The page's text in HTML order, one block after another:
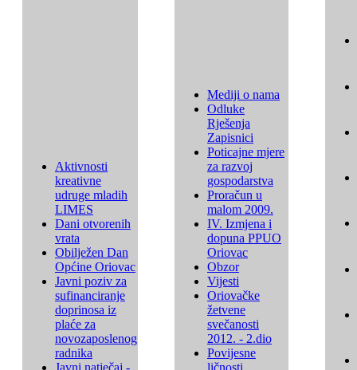
Aktivnosti
kreativne
udruge mladih
LIMES
Dani otvorenih
vrata
Obilježen Dan
Općine Oriovac
Javni poziv za
sufinanciranje
doprinosa iz
plaće za
novozaposlenog
radnika
Javni natječaj -
Mediji o nama
Odluke
Rješenja
Zapisnici
Poticajne mjere
za razvoj
gospodarstva
Proračun u
malom 2009.
IV. Izmjena i
dopuna PPUO
Oriovac
Obzor
Vijesti
Oriovačke
žetvene
svečanosti
2012. - 2.dio
Povijesne
ličnosti